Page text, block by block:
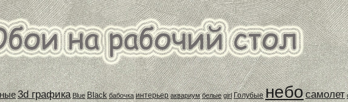
3d графика Blue Black бабочка интерьер аквариум белые girl Голубые небосамолет